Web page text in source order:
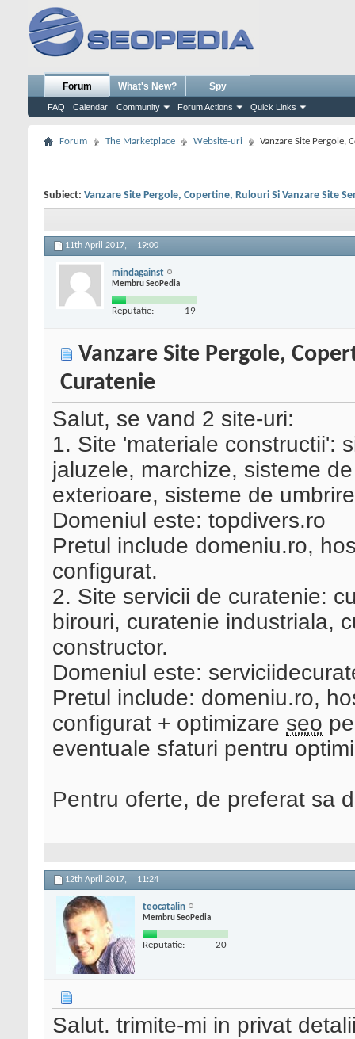
Forum
FAQ Calendar Community Forum Actions Quick Links
What's New? Spy
Forum The Marketplace Website-uri Vanzare Site Pergole,
Subiect: Vanzare Site Pergole, Copertine, Rulouri Si Vanzare Site
11th April 2017, 19:00
mindagainst
Membru SeoPedia
Reputatie: 19
Vanzare Site Pergole,
Curatenie
Salut, se vand 2 site-uri:
1. Site 'materiale constructii':
jaluzele, marchize, sisteme
exterioare, sisteme de
Domeniul este: topdivers.ro
Pretul include domeniu.ro,
configurat.
2. Site servicii de curatenie:
birouri, curatenie industriala,
constructor.
Domeniul este:
Pretul include: domeniu.ro,
configurat + optimizare seo
eventuale sfaturi pentru
Pentru oferte, de preferat sa
12th April 2017, 11:24
teocatalin
Membru SeoPedia
Reputatie: 20
Salut. trimite-mi in privat